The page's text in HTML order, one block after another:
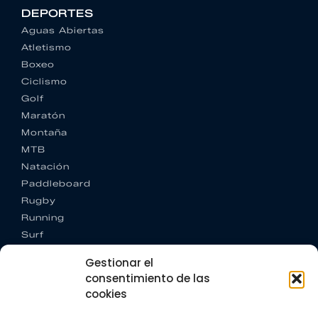
Gestionar el
consentimiento de las
cookies
DEPORTES
Aguas Abiertas
Atletismo
Boxeo
Ciclismo
Golf
Maratón
Montaña
MTB
Natación
Paddleboard
Rugby
Running
Surf
CONTACTO